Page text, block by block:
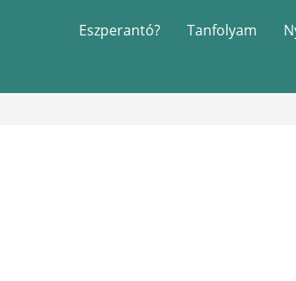
Eszperantó? Tanfolyam